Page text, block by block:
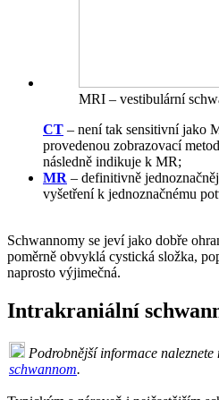
MRI – vestibulární
CT – není tak sensitivní jako
provedenou zobrazovací
následně indikuje k MR;
MR – definitivně
vyšetření k jednoznačnému
Schwannomy se jeví jako dobře
poměrně obvyklá cystická složka,
naprosto výjimečná.
Intrakraniální
Podrobnější informace naleznete
schwannom.